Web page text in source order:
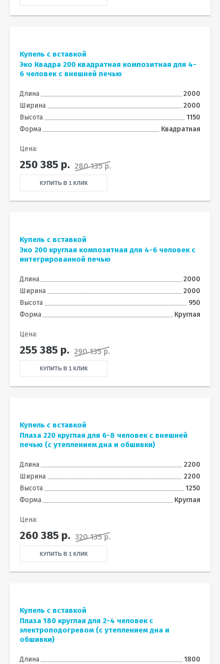
Купель с вставкой
Эко Квадра 200 квадратная композитная для 4-
6 человек с внешней печью
Длина
2000
Ширина
2000
Высота
1150
Форма
Квадратная
Цена:
250 385 р. 280 135 р.
КУПИТЬ В 1 КЛИК
Купель с вставкой
Эко 200 круглая композитная для 4-6 человек с
интегрированной печью
Длина
2000
Ширина
2000
Высота
950
Форма
Круглая
Цена:
255 385 р. 290 135 р.
КУПИТЬ В 1 КЛИК
Купель с вставкой
Плаза 220 круглая для 6-8 человек с внешней
печью (с утеплением дна и обшивки)
Длина
2200
Ширина
2200
Высота
1250
Форма
Круглая
Цена:
260 385 р. 320 135 р.
КУПИТЬ В 1 КЛИК
Купель с вставкой
Плаза 180 круглая для 2-4 человек с
электроподогревом (с утеплением дна и
обшивки)
Длина
1800